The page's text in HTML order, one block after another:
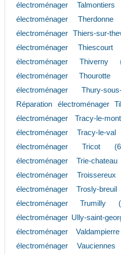
électroménager Talmontiers
électroménager Therdonne
électroménager Thiers-sur-
électroménager Thiescourt
électroménager Thiverny
électroménager Thourotte
électroménager Thury-
Réparation électroménager
électroménager Tracy-le-
électroménager Tracy-le-
électroménager Tricot
électroménager Trie-
électroménager Troissereux
électroménager Trosly-
électroménager Trumilly
électroménager Ully-saint-
électroménager
électroménager Vauciennes